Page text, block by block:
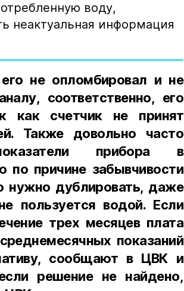
воду,
неактуальная информация
не опломбировал и не
соответственно, его
как счетчик не принят
Также довольно часто
прибора в
причине забывчивости
нужно дублировать, даже
пользуется водой. Если
трех месяцев плата
показаний
сообщают в ЦВК и
решение не найдено,